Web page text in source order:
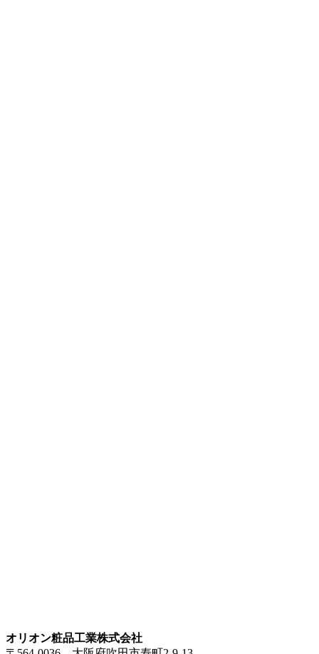
オリオン粧品工業株式会社